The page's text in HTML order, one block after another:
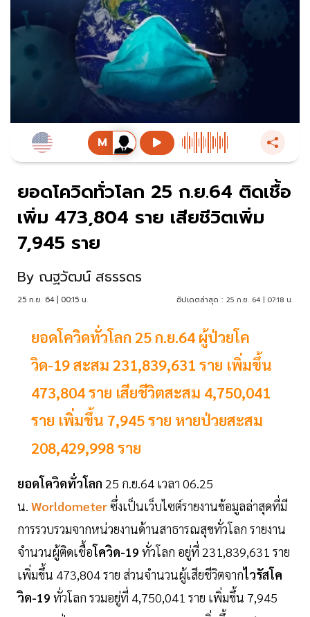
ยอดโควิดทั่วโลก 25 ก.ย.64 ติดเชื้อ
เพิ่ม 473,804 ราย เสียชีวิตเพิ่ม
7,945 ราย
By ณฐวัฒน์ สธรรดร
25 ก.ย. 64 | 00:15 น. อัปเดตล่าสุด : 25 ก.ย. 64 | 07:18 น.
ยอดโควิดทั่วโลก 25 ก.ย.64 ผู้ป่วยโค
วิด-19 สะสม 231,839,631 ราย เพิ่มขึ้น
473,804 ราย เสียชีวิตสะสม 4,750,041
ราย เพิ่มขึ้น 7,945 ราย หายป่วยสะสม
208,429,998 ราย
ยอดโควิดทั่วโลก 25 ก.ย.64 เวลา 06.25
น. Worldometerซึ่งเป็นเว็บไซต์รายงานข้อมูลล่าสุดที่มี
การรวบรวมจากหน่วยงานด้านสาธารณสุขทั่วโลก รายงาน
จำนวนผู้ติดเชื้อโควิด-19 ทั่วโลก อยู่ที่ 231,839,631 ราย
เพิ่มขึ้น 473,804 ราย ส่วนจำนวนผู้เสียชีวิตจากไวรัสโค
วิด-19 ทั่วโลก รวมอยู่ที่ 4,750,041 ราย เพิ่มขึ้น 7,945